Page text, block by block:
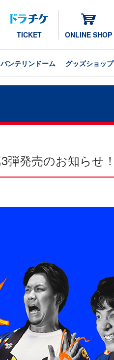
TICKET ONLINE SHOP
バンテリンドーム グッズショップ
弾発売のお知らせ！